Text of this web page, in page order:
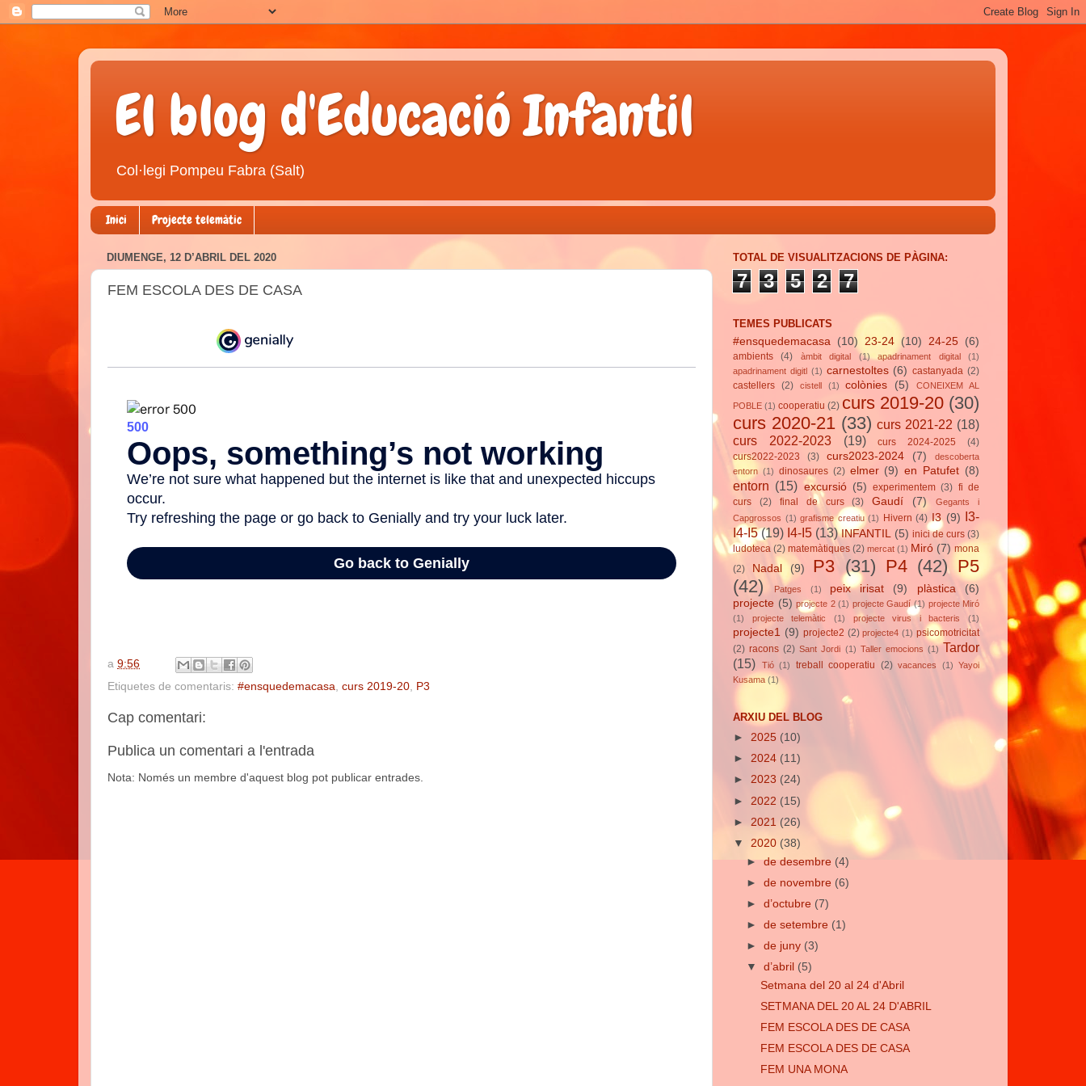
El blog d'Educació Infantil
Col·legi Pompeu Fabra (Salt)
Inici Projecte telemàtic
DIUMENGE, 12 D’ABRIL DEL 2020
FEM ESCOLA DES DE CASA
a 9:56
Etiquetes de comentaris: #ensquedemacasa, curs 2019-20, P3
Cap comentari:
Publica un comentari a l'entrada
Nota: Només un membre d'aquest blog pot publicar entrades.
TOTAL DE VISUALITZACIONS DE PÀGINA:
7 3 5 2 7
TEMES PUBLICATS
#ensquedemacasa (10) 23-24 (10) 24-25 (6)
ambients (4) àmbit digital (1) apadrinament digital
(1)
apadrinament digitl (1) carnestoltes (6) castanyada (2)
castellers (2) cistell (1) colònies (5) CONEIXEM AL
POBLE (1) cooperatiu (2) curs 2019-20 (30)
curs 2020-21 (33) curs 2021-22 (18)
curs 2022-2023
(19) curs 2024-2025
(4)
curs2022-2023
(3) curs2023-2024 (7)
descoberta
entorn (1) dinosaures (2) elmer (9) en Patufet (8)
entorn (15) excursió (5) experimentem (3) fi de
curs
(2) final de curs (3) Gaudí (7)
Gegants i
Capgrossos (1) grafisme creatiu (1) Hivern (4) I3 (9) I3-
I4-I5 (19) I4-I5 (13) INFANTIL (5) inici de curs (3)
ludoteca (2) matemàtiques (2) mercat (1) Miró (7) mona
(2)
Nadal (9) P3 (31) P4 (42) P5
(42)
Patges (1) peix irisat (9) plàstica
(6)
projecte (5) projecte 2 (1) projecte Gaudí (1) projecte Miró
(1)
projecte telemàtic (1) projecte virus i bacteris (1)
projecte1 (9) projecte2 (2) projecte4 (1) psicomotricitat
(2) racons (2) Sant Jordi (1) Taller emocions (1) Tardor
(15)
Tió (1) treball cooperatiu (2) vacances (1) Yayoi
Kusama (1)
ARXIU DEL BLOG
► 2025 (10)
► 2024 (11)
► 2023 (24)
► 2022 (15)
► 2021 (26)
▼ 2020 (38)
►de desembre (4)
►de novembre (6)
►d’octubre (7)
►de setembre (1)
►de juny (3)
▼d’abril (5)
Setmana del 20 al 24 d'Abril
SETMANA DEL 20 AL 24 D'ABRIL
FEM ESCOLA DES DE CASA
FEM ESCOLA DES DE CASA
FEM UNA MONA